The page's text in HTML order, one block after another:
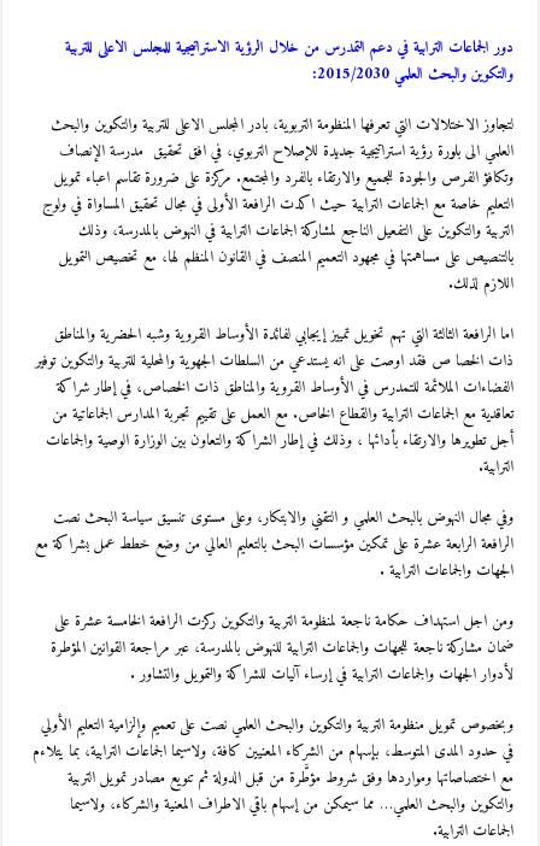
دور الجماعات الترابية في دعم التمدرس من خلال الرؤية الاستراتيجية للمجلس الاعلى للتربية
والتكوين والبحث العلمي 2015/2030:
لتجاوز الاختلالات التي تعرفها المنظومة التربوية، بادر المجلس الاعلى للتربية والتكوين والبحث
العلمي الى بلورة رؤية استراتيجية جديدة للإصلاح التربوي، في افق تحقيق مدرسة الإنصاف
وتكافؤ الفرص والجودة للجميع والارتقاء بالفرد والمجتمع. مركزة على ضرورة تقاسم اعباء تمويل
التعليم خاصة مع الجماعات الترابية حيث اكدت الرافعة الأولى في مجال تحقيق المساواة في ولوج
التربية والتكوين على التفعيل الناجع لمشاركة الجماعات الترابية في النهوض بالمدرسة، وذلك
بالتنصيص على مساهمتها في مجهود التعميم المنصف في القانون المنظم لها، مع تخصيص التمويل
اللازم لذلك.
اما الرافعة الثالثة التي تهم تخويل تمييز إيجابي لفائدة الأوساط القروية وشبه الحضرية والمناطق
ذات الخصا ص فقد اوصت على انه يستدعي من السلطات الجهوية والمحلية للتربية والتكوين توفير
الفضاءات الملائمة للتمدرس في الأوساط القروية والمناطق ذات الخصاص، في إطار شراكة
تعاقدية مع الجماعات الترابية والقطاع الخاص. مع العمل على تقييم تجربة المدارس الجماعاتية من
أجل تطويرها والارتقاء بأدائها ، وذلك في إطار الشراكة والتعاون بين الوزارة الوصية والجماعات
الترابية.
وفي مجال النهوض بالبحث العلمي و التقني والابتكار، وعلى مستوى تنسيق سياسة البحث نصت
الرافعة الرابعة عشرة على تمكين مؤسسات البحث بالتعليم العالي من وضع خطط عمل بشراكة مع
الجهات والجماعات الترابية .
ومن اجل استهداف حكامة ناجعة لمنظومة التربية والتكوين ركزت الرافعة الخامسة عشرة على
ضمان مشاركة ناجعة للجهات والجماعات الترابية للنهوض بالمدرسة، عبر مراجعة القوانين المؤطرة
لأدوار الجهات والجماعات الترابية في إرساء آليات للشراكة والتمويل والتشاور .
وبخصوص تمويل منظومة التربية والتكوين والبحث العلمي نصت على تعميم وإلزامية التعليم الأولي
في حدود المدى المتوسط، بإسهام من الشركاء المعنيين كافة، ولاسيما الجماعات الترابية، بما يتلاءم
مع اختصاصاتها ومواردها وفق شروط مؤطَّرة من قبل الدولة ثم تنويع مصادر تمويل التربية
والتكوين والبحث العلمي… مما سيمكن من إسهام باقي الاطراف المعنية والشركاء، ولاسيما
الجماعات الترابية.